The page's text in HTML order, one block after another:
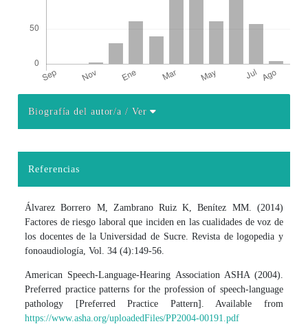
Biografía del autor/a/ Ver
Referencias
Álvarez Borrero M, Zambrano Ruiz K, Benítez MM. (2014)
Factores de riesgo laboral que inciden en las cualidades de voz de
los docentes de la Universidad de Sucre. Revista de logopedia y
fonoaudiología, Vol. 34 (4):149-56.
American Speech-Language-Hearing Association ASHA (2004).
Preferred practice patterns for the profession of speech-language
pathology [Preferred Practice Pattern]. Available from
https://www.asha.org/uploadedFiles/PP2004-00191.pdf